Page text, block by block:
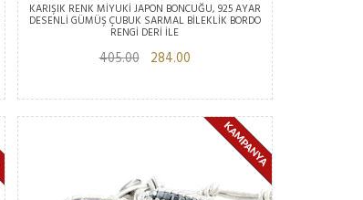
KARIŞIK RENK MİYUKİ JAPON BONCUĞU, 925 AYAR
DESENLİ GÜMÜŞ ÇUBUK SARMAL BİLEKLİK BORDO
RENGİ DERİ İLE
405.00284.00